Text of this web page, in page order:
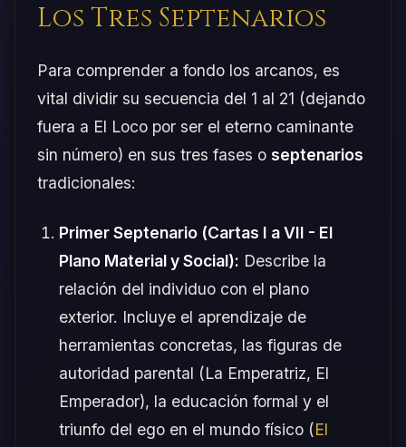
Los Tres Septenarios
Para comprender a fondo los arcanos, es
vital dividir su secuencia del 1 al 21 (dejando
fuera a El Loco por ser el eterno caminante
sin número) en sus tres fases o septenarios
tradicionales:
Primer Septenario (Cartas I a VII - El
Plano Material y Social): Describe la
relación del individuo con el plano
exterior. Incluye el aprendizaje de
herramientas concretas, las figuras de
autoridad parental (La Emperatriz, El
Emperador), la educación formal y el
triunfo del ego en el mundo físico (El